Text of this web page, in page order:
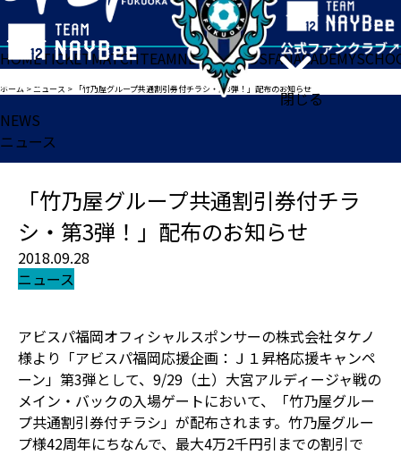
閉じる
HOMETICKETMATCHTEAMNEWSGOODSFANACADEMY
ホーム >ニュース > 「竹乃屋グループ共通割引券付チラシ・第3弾！」配布のお知らせ
NEWS
ニュース
「竹乃屋グループ共通割引券付チラ
シ・第3弾！」配布のお知らせ
2018.09.28
ニュース
アビスパ福岡オフィシャルスポンサーの株式会社タケノ
様より「アビスパ福岡応援企画：Ｊ１昇格応援キャンペ
ーン」第3弾として、9/29（土）大宮アルディージャ戦の
メイン・バックの入場ゲートにおいて、「竹乃屋グルー
プ共通割引券付チラシ」が配布されます。竹乃屋グルー
プ様42周年にちなんで、最大4万2千円引までの割引で